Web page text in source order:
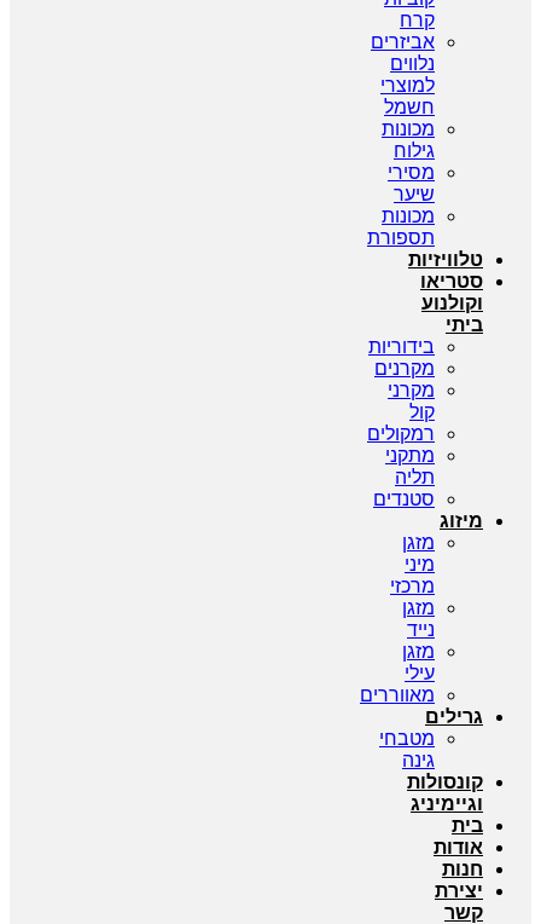
קרח
אביזרים
נלווים
למוצרי
חשמל
מכונות
גילוח
מסירי
שיער
מכונות
תספורת
טלוויזיות
סטריאו
וקולנוע
ביתי
בידוריות
מקרנים
מקרני
קול
רמקולים
מתקני
תליה
סטנדים
מיזוג
מזגן
מיני
מרכזי
מזגן
נייד
מזגן
עילי
מאווררים
גרילים
מטבחי
גינה
קונסולות
וגיימיניג
בית
אודות
חנות
יצירת
קשר